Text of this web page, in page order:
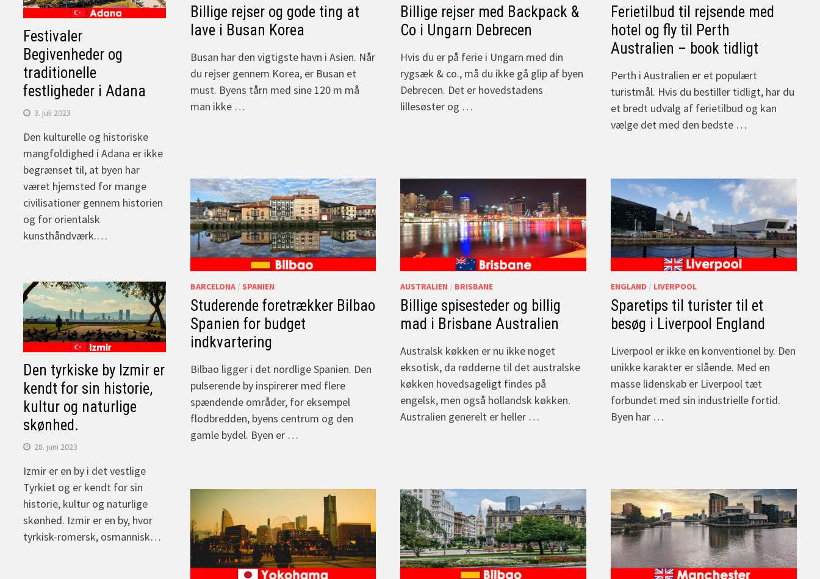
Billige rejser og gode ting at
lave i Busan Korea
Busan har den vigtigste havn i Asien. Når
du rejser gennem Korea, er Busan et
must. Byens tårn med sine 120 m må
man ikke …
Billige rejser med Backpack &
Co i Ungarn Debrecen
Hvis du er på ferie i Ungarn med din
rygsæk & co., må du ikke gå glip af byen
Debrecen. Det er hovedstadens
lillesøster og …
Ferietilbud til rejsende med
hotel og fly til Perth
Australien – book tidligt
Perth i Australien er et populært
turistmål. Hvis du bestiller tidligt, har du
et bredt udvalg af ferietilbud og kan
vælge det med den bedste …
BARCELONA/ SPANIEN
Studerende foretrækker Bilbao
Spanien for budget
indkvartering
Bilbao ligger i det nordlige Spanien. Den
pulserende by inspirerer med flere
spændende områder, for eksempel
flodbredden, byens centrum og den
gamle bydel. Byen er …
AUSTRALIEN / BRISBANE
Billige spisesteder og billig
mad i Brisbane Australien
Australsk køkken er nu ikke noget
eksotisk, da rødderne til det australske
køkken hovedsageligt findes på
engelsk, men også hollandsk køkken.
Australien generelt er heller …
ENGLAND / LIVERPOOL
Sparetips til turister til et
besøg i Liverpool England
Liverpool er ikke en konventionel by. Den
unikke karakter er slående. Med en
masse lidenskab er Liverpool tæt
forbundet med sin industrielle fortid.
Byen har …
Festivaler
Begivenheder og
traditionelle
festligheder i Adana
3. juli 2023
Den kulturelle og historiske
mangfoldighed i Adana er ikke
begrænset til, at byen har
været hjemsted for mange
civilisationer gennem historien
og for orientalsk
kunsthåndværk.…
Den tyrkiske by Izmir er
kendt for sin historie,
kultur og naturlige
skønhed.
28. juni 2023
Izmir er en by i det vestlige
Tyrkiet og er kendt for sin
historie, kultur og naturlige
skønhed. Izmir er en by, hvor
tyrkisk-romersk, osmannisk…